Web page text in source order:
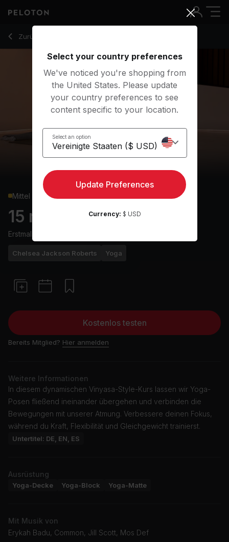
Zurück zu Yoga-Kurse
Zurück
Mittel
15 min Yoga Flow
Erstmals ausgestrahlt am
Chelsea Jackson Roberts Yoga
Kostenlos testen
Bereits Mitglied? Hier anmelden
Weitere Informationen
In diesem dynamischen Vinyasa-Style-Kurs lassen wir Yoga-
Posen fließend ineinander übergehen und verbinden die
Bewegungen mit unserer Atmung. Verbessere deinen Fokus,
während du Kraft, Flexibilität und Gleichgewicht trainierst.
Untertitel: DE, EN, ES
Ausrüstung
Yoga-Decke Yoga-Block Yoga-Matte
Mit Musik von
Erykah Badu, Common, Jill Scott, Mos Def
Select your country preferences
We've noticed you're shopping from
the United States. Please update
your country preferences to see
content specific to your location.
Select an option
Update Preferences
Currency: $ USD